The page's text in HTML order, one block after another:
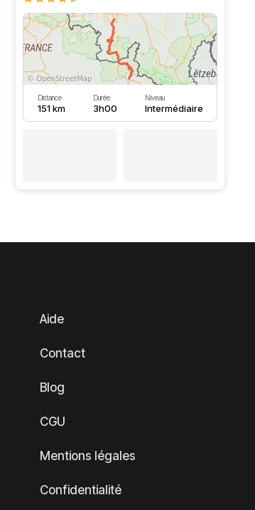
Distance
151 km
Durée
3h00
Niveau
Intermédiaire
Aide
Contact
Blog
CGU
Mentions légales
Confidentialité